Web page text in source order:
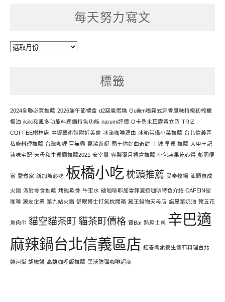
每天努力寫文
每
標籤
2024全聯必買推薦 2026端午節禮盒 d2惡魔蛋糕 Guillen噴霧式蒜香風味特級初榨橄
欖油 ikiiki和風多功能料理鍋特色功能 narumi評價 O卡桑木耳露黃立丞 TRIZ
COFFEE樹林店 中壢藝術館附近美食 冰滴咖啡源由 冰箱常備小菜推薦 台北信義區
私廚料理推薦 台灣咖喱 巨無霸 嘉鴻遊艇 國王你好曲奇餅 土城 早餐 推薦 大甲王記
滷味宅配 天母和牛餐廳推薦2021 安宰賢 客製彌月禮盒推薦 小包裝果乾心得 彭園便
當 愛煮家 新加坡必吃 板橋小吃枕頭推薦 民奉牧場 汕頭泉成
火鍋 派對零食推薦 烤雞軟骨 牛車水 硬咖啡耶加雪菲濾掛咖啡特色介紹 CAFEIN硬
咖啡 源友企業 第九站火鍋 舒眠博士打氣枕開箱 藏王鍋物天母店 諾曼第奶油 豬五花
蔥肉串 貓空貓茶町貓茶町價格 賈Bar 熱壓土司 辛巴適
麻辣鍋台北信義區店 鈺善閣素養生懷石料理台北
饒河街 胡椒餅 高雄咖哩飯推薦 黑沃防彈咖啡超商